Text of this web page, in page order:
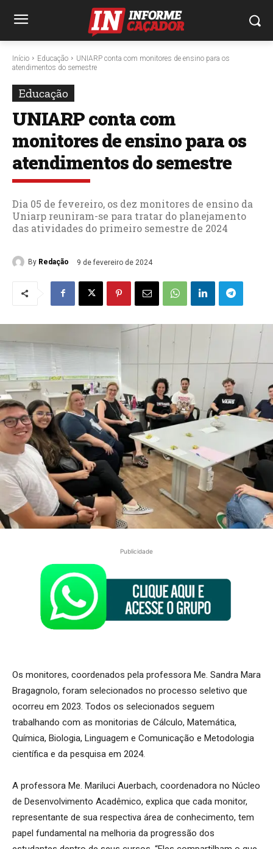
Início Educação
UNIARP conta com monitores de ensino para os
atendimentos do semestre
Educação
UNIARP conta com
monitores de ensino para os
atendimentos do semestre
Dia 05 de fevereiro, os dez monitores de ensino da
Uniarp reuniram-se para tratar do planejamento
das atividades do primeiro semestre de 2024
By Redação 9 de fevereiro de 2024
Publicidade
Os monitores, coordenados pela professora Me. Sandra Mara
Bragagnolo, foram selecionados no processo seletivo que
ocorreu em 2023. Todos os selecionados seguem
trabalhando com as monitorias de Cálculo, Matemática,
Química, Biologia, Linguagem e Comunicação e Metodologia
científica e da pesquisa em 2024.
A professora Me. Mariluci Auerbach, coordenadora no Núcleo
de Desenvolvimento Acadêmico, explica que cada monitor,
representante de sua respectiva área de conhecimento, tem
papel fundamental na melhoria da progressão dos